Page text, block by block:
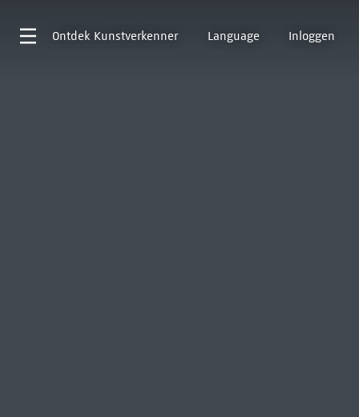
Ontdek Kunstverkenner Language Inloggen